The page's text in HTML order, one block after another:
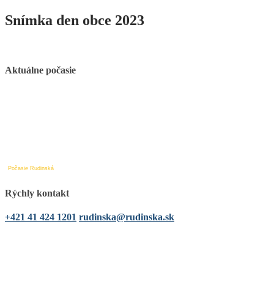
Snímka den obce 2023
Aktuálne počasie
Počasie Rudinská
Rýchly kontakt
+421 41 424 1201 rudinska@rudinska.sk